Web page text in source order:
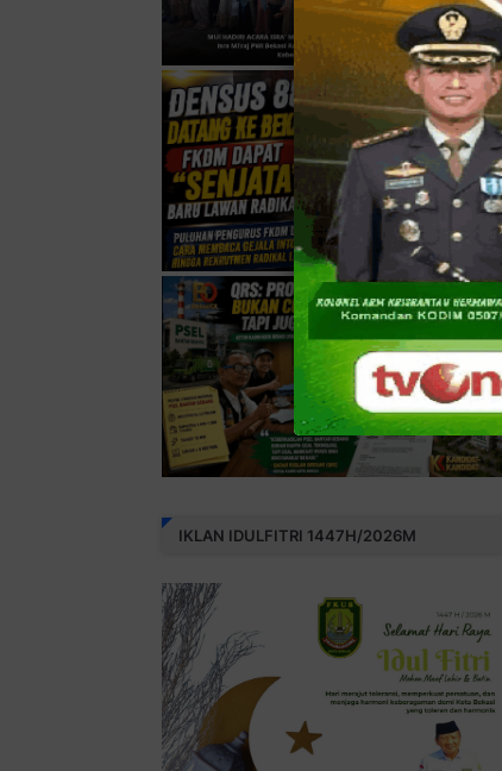
IKLAN IDULFITRI 1447H/2026M